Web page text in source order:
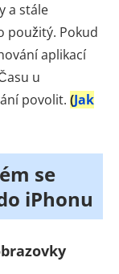
a stále
použitý. Pokud
aplikací
u
povolit. (Jak
se
iPhonu